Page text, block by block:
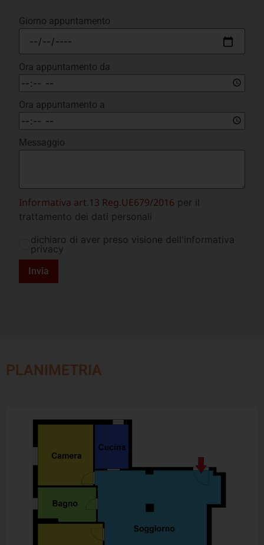
Giorno appuntamento
Ora appuntamento da
Ora appuntamento a
Messaggio
Informativa art.13 Reg.UE679/2016 per il
trattamento dei dati personali
dichiaro di aver preso visione dell'informativa
privacy
Invia
PLANIMETRIA